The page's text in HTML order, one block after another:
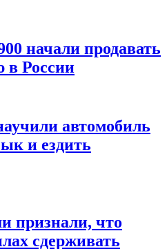
начали продавать
в России
автомобиль
и ездить
признали, что
сдерживать